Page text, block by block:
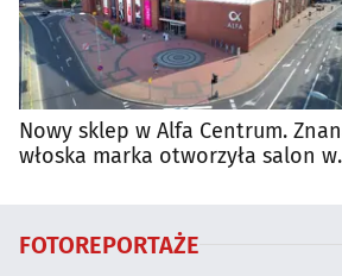
Nowy sklep w Alfa Centrum.
włoska marka otworzyła salon w
FOTOREPORTAŻE